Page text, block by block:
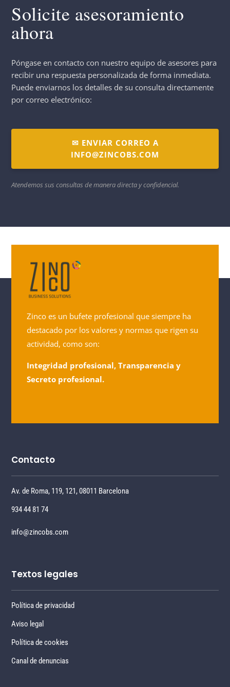
Solicite asesoramiento
ahora
Póngase en contacto con nuestro equipo de asesores para
recibir una respuesta personalizada de forma inmediata.
Puede enviarnos los detalles de su consulta directamente
por correo electrónico:
✉ ENVIAR CORREO A
INFO@ZINCOBS.COM
Atendemos sus consultas de manera directa y confidencial.
Zinco es un bufete profesional que siempre ha
destacado por los valores y normas que rigen su
actividad, como son:
Integridad profesional, Transparencia y
Secreto profesional.
Contacto
Av. de Roma, 119, 121, 08011 Barcelona
934 44 81 74
info@zincobs.com
Textos legales
Política de privacidad
Aviso legal
Política de cookies
Canal de denuncias